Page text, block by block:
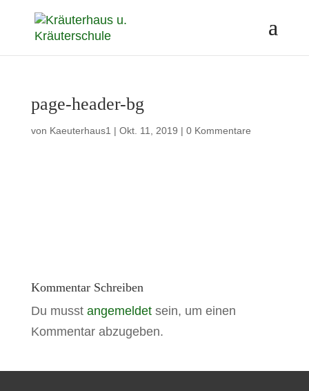
page-header-bg
von Kaeuterhaus1 | Okt. 11, 2019 | 0 Kommentare
Kommentar Schreiben
Du musst angemeldetsein, um einen
Kommentar abzugeben.